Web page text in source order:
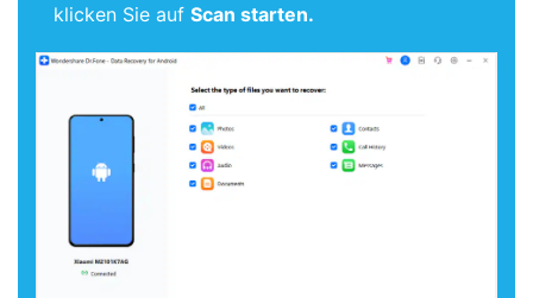
klicken Sie auf Scan starten.